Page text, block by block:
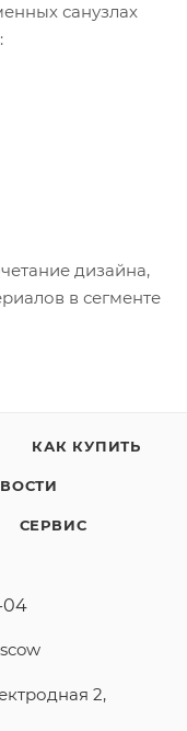
санузлах
дизайна,
в сегменте
КАК КУПИТЬ
СЕРВИС
04
2,